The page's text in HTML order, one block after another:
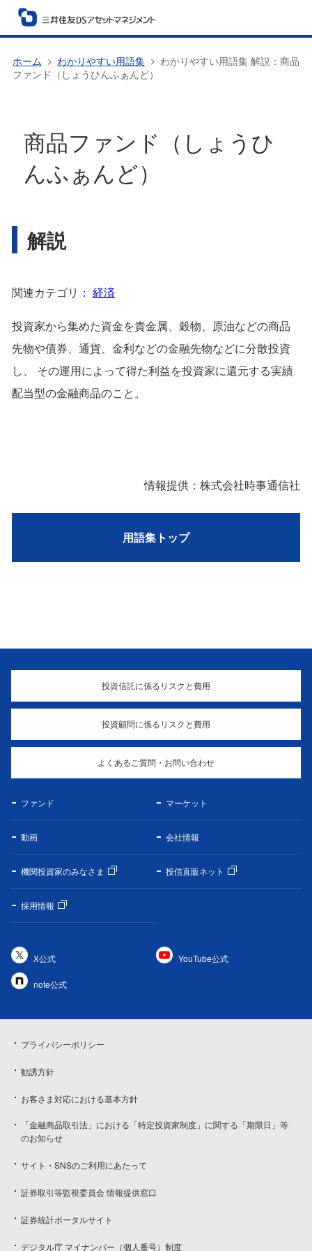
ホーム わかりやすい用語集
わかりやすい用語集 解説：商品
ファンド（しょうひんふぁんど）
商品ファンド（しょうひ
んふぁんど）
解説
関連カテゴリ： 経済
投資家から集めた資金を貴金属、穀物、原油などの商品
先物や債券、通貨、金利などの金融先物などに分散投資
し、 その運用によって得た利益を投資家に還元する実績
配当型の金融商品のこと。
情報提供：株式会社時事通信社
用語集トップ
投資信託に係るリスクと費用
投資顧問に係るリスクと費用
よくあるご質問・お問い合わせ
ファンド マーケット
動画 会社情報
機関投資家のみなさま 投信直販ネット
採用情報
X公式 YouTube公式
note公式
プライバシーポリシー
勧誘方針
お客さま対応における基本方針
「金融商品取引法」における「特定投資家制度」に関する「期限日」等
のお知らせ
サイト・SNSのご利用にあたって
証券取引等監視委員会 情報提供窓口
証券統計ポータルサイト
デジタル庁 マイナンバー（個人番号）制度